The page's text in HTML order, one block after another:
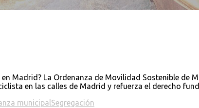
Madrid? La Ordenanza de Movilidad Sostenible de
en las calles de Madrid y refuerza el derecho
municipal Segregación